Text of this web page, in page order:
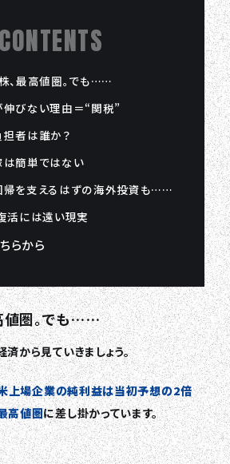
CONTENTS
、最高値圏。でも……
びない理由＝“関税”
者は誰か？
簡単ではない
帰を支えるはずの海外投資も……
活には遠い現実
らから
値圏。でも……
から見ていきましょう。
上場企業の純利益は当初予想の2倍
高値圏に差し掛かっています。